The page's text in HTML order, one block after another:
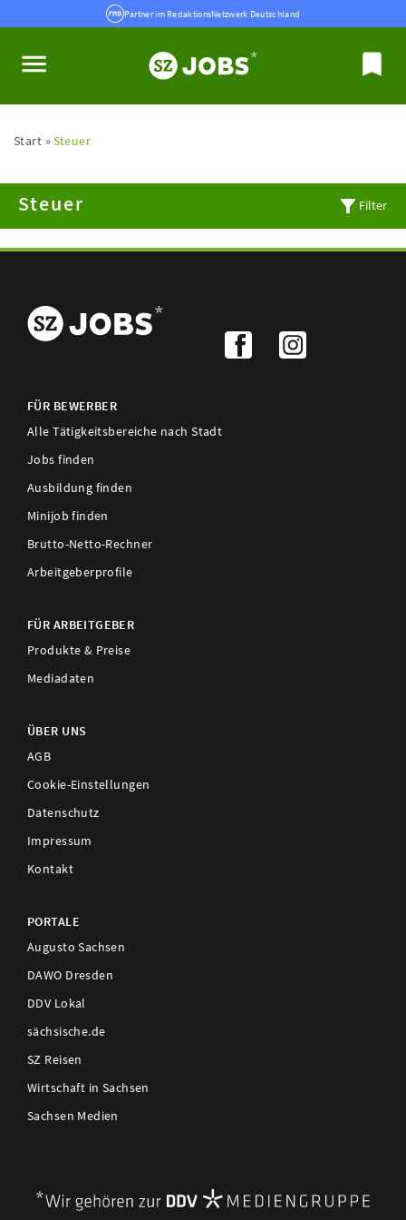
Partner im RedaktionsNetzwerk Deutschland
Start Steuer
Steuer Filter
FÜR BEWERBER
Alle Tätigkeitsbereiche nach Stadt
Jobs finden
Ausbildung finden
Minijob finden
Brutto-Netto-Rechner
Arbeitgeberprofile
FÜR ARBEITGEBER
Produkte & Preise
Mediadaten
ÜBER UNS
AGB
Cookie-Einstellungen
Datenschutz
Impressum
Kontakt
PORTALE
Augusto Sachsen
DAWO Dresden
DDV Lokal
sächsische.de
SZ Reisen
Wirtschaft in Sachsen
Sachsen Medien